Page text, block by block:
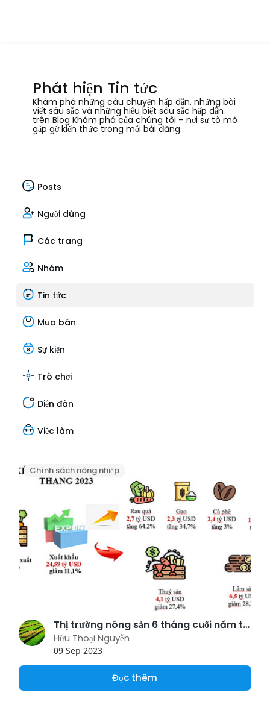
Phát hiện Tin tức
Khám phá những câu chuyện hấp dẫn, những bài
viết sâu sắc và những hiểu biết sâu sắc hấp dẫn
trên Blog Khám phá của chúng tôi – nơi sự tò mò
gặp gỡ kiến thức trong mỗi bài đăng.
Posts
Người dùng
Các trang
Nhóm
Tin tức
Mua bán
Sự kiện
Trò chơi
Diễn đàn
Việc làm
Chính sách nông nhiệp
Thị trường nông sản 6 tháng cuối năm tiếp tục là điểm sáng của rau quả, gạo và cà phê
Hữu Thoại Nguyễn
09 Sep 2023
Đọc thêm